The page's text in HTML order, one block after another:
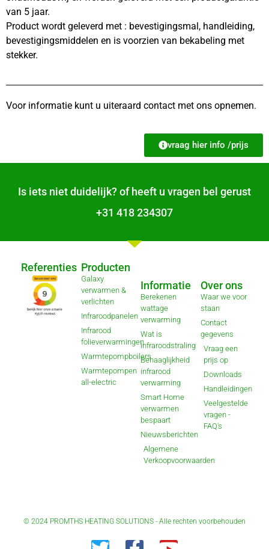
van 5 jaar.
Product wordt geleverd met : bevestigingsmal, handleiding,
bevestigingsmiddelen en is voorzien van bekabeling met
stekker.
Voor informatie kunt u uiteraard contact met ons opnemen.
vraag hier info /prijs
Is iets niet duidelijk? of heeft u vragen bel gerust
+31 418 234307
Referenties Producten
Galaxy
verwarmen &
verlichten
Infraroodpanelen
Infrarood
folieverwarmingen
Warmtepompboilers
Warmtepompen
all-electric
Informatie
Berekenen
wattage
verwarming
Wat is
infraroodstraling
Behaaglijkheid
infrarood
verwarming
Smart Home
verwarmen
bespaart
Nieuwsberichten
Algemene
Verkoopvoorwaarden
Over ons
Waar we voor
staan
Contact
gegevens
Vraag een
prijs op
Downloads
Handleidingen
Veelgestelde
vragen -
FAQ's
© 2024 PROMTHS HEATING SOLUTIONS - Alle rechten voorbehouden